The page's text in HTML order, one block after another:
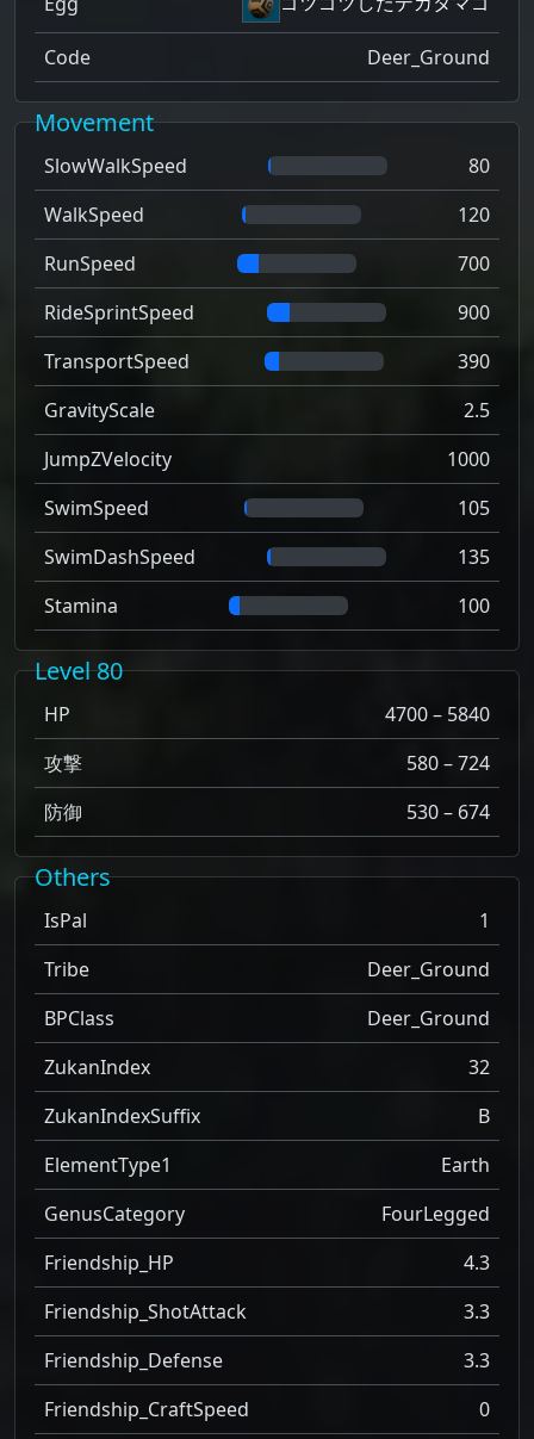
Code Deer_Ground
Movement
SlowWalkSpeed
80
WalkSpeed
120
RunSpeed
700
RideSprintSpeed
900
TransportSpeed
390
GravityScale
2.5
JumpZVelocity
1000
SwimSpeed
105
SwimDashSpeed
135
Stamina
100
Level 80
HP
4700 – 5840
攻撃
580 – 724
防御
530 – 674
Others
IsPal
1
Tribe
Deer_Ground
BPClass
Deer_Ground
ZukanIndex
32
ZukanIndexSuffix
B
ElementType1
Earth
GenusCategory
FourLegged
Friendship_HP
4.3
Friendship_ShotAttack
3.3
Friendship_Defense
3.3
Friendship_CraftSpeed
0